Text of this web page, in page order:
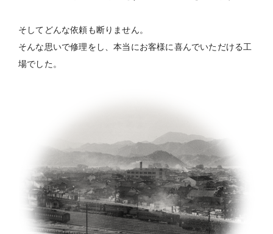
そしてどんな依頼も断りません。
そんな思いで修理をし、本当にお客様に喜んでいただける工
場でした。